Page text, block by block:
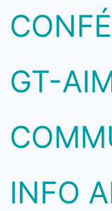
GT-
INFO